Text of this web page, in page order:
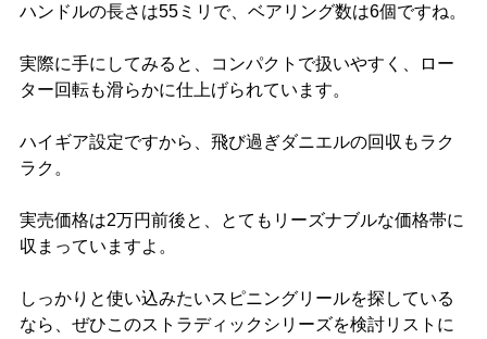
ハンドルの長さは55ミリで、ベアリング数は6個ですね。
実際に手にしてみると、コンパクトで扱いやすく、ロー
ター回転も滑らかに仕上げられています。
ハイギア設定ですから、飛び過ぎダニエルの回収もラク
ラク。
実売価格は2万円前後と、とてもリーズナブルな価格帯に
収まっていますよ。
しっかりと使い込みたいスピニングリールを探している
なら、ぜひこのストラディックシリーズを検討リストに